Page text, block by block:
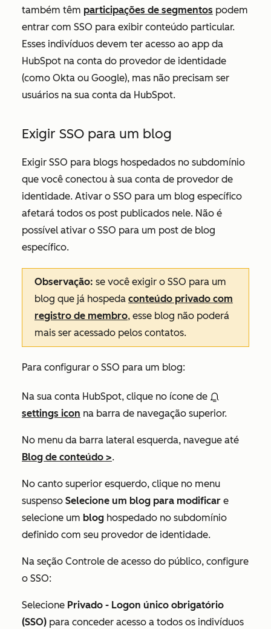
também têm participações de segmentos podem
entrar com SSO para exibir conteúdo particular.
Esses indivíduos devem ter acesso ao app da
HubSpot na conta do provedor de identidade
(como Okta ou Google), mas não precisam ser
usuários na sua conta da HubSpot.
Exigir SSO para um blog
Exigir SSO para blogs hospedados no subdomínio
que você conectou à sua conta de provedor de
identidade. Ativar o SSO para um blog específico
afetará todos os post publicados nele. Não é
possível ativar o SSO para um post de blog
específico.
Observação: se você exigir o SSO para um
blog que já hospeda conteúdo privado com
registro de membro, esse blog não poderá
mais ser acessado pelos contatos.
Para configurar o SSO para um blog:
Na sua conta HubSpot, clique no ícone de
settings icon na barra de navegação superior.
No menu da barra lateral esquerda, navegue até
Blog de conteúdo >.
No canto superior esquerdo, clique no menu
suspenso Selecione um blog para modificar e
selecione um blog hospedado no subdomínio
definido com seu provedor de identidade.
Na seção Controle de acesso do público, configure
o SSO:
Selecione Privado - Logon único obrigatório
(SSO) para conceder acesso a todos os indivíduos